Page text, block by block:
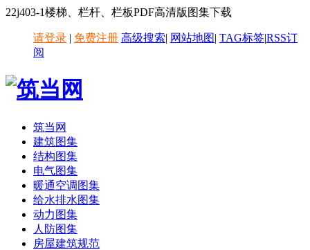
22j403-1楼梯、栏杆、栏板PDF高清版图集下载
请登录 | 免费注册 高级搜索| 网站地图| TAG标签|RSS订
阅
筑当网
建筑图集
结构图集
电气图集
暖通空调图集
给水排水图集
动力图集
人防图集
房屋建筑规范